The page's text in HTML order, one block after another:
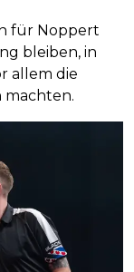
für Noppert
bleiben, in
allem die
machten.